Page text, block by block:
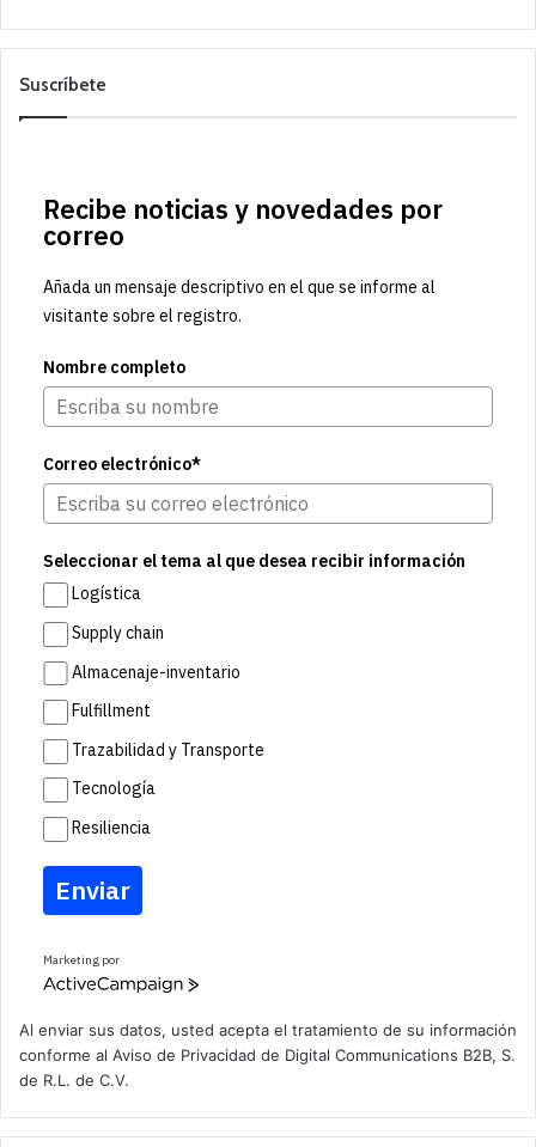
Suscríbete
Recibe noticias y novedades por
correo
Añada un mensaje descriptivo en el que se informe al
visitante sobre el registro.
Nombre completo
Correo electrónico*
Seleccionar el tema al que desea recibir información
Logística
Supply chain
Almacenaje-inventario
Fulfillment
Trazabilidad y Transporte
Tecnología
Resiliencia
Enviar
Marketing por
A
v
e
a
m
Al enviar sus datos, usted acepta el tratamiento de su información
conforme al Aviso de Privacidad de Digital Communications B2B, S.
de R.L. de C.V.